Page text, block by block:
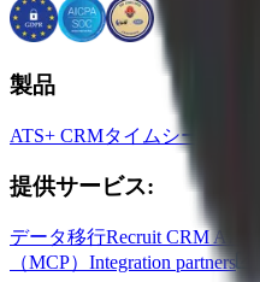
製品
ATS+ CRMタイムシート ウ
提供サービス:
データ移行Recruit CRM API
（MCP） Integration partners